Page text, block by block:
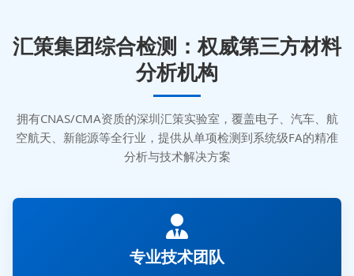
汇策集团综合检测：权威第三方材料
分析机构
拥有CNAS/CMA资质的深圳汇策实验室，覆盖电子、汽车、航
空航天、新能源等全行业，提供从单项检测到系统级FA的精准
分析与技术解决方案
专业技术团队